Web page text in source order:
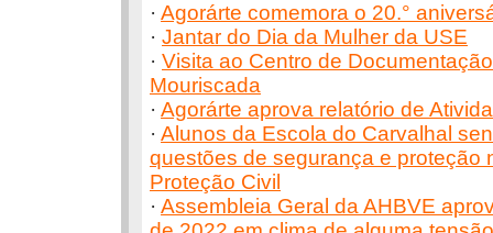
· Agorárte comemora o 20.°
· Jantar do Dia da Mulher da USE
· Visita ao Centro de
Mouriscada
· Agorárte aprova relatório de
· Alunos da Escola do Carvalhal
questões de segurança e proteção
Proteção Civil
· Assembleia Geral da AHBVE